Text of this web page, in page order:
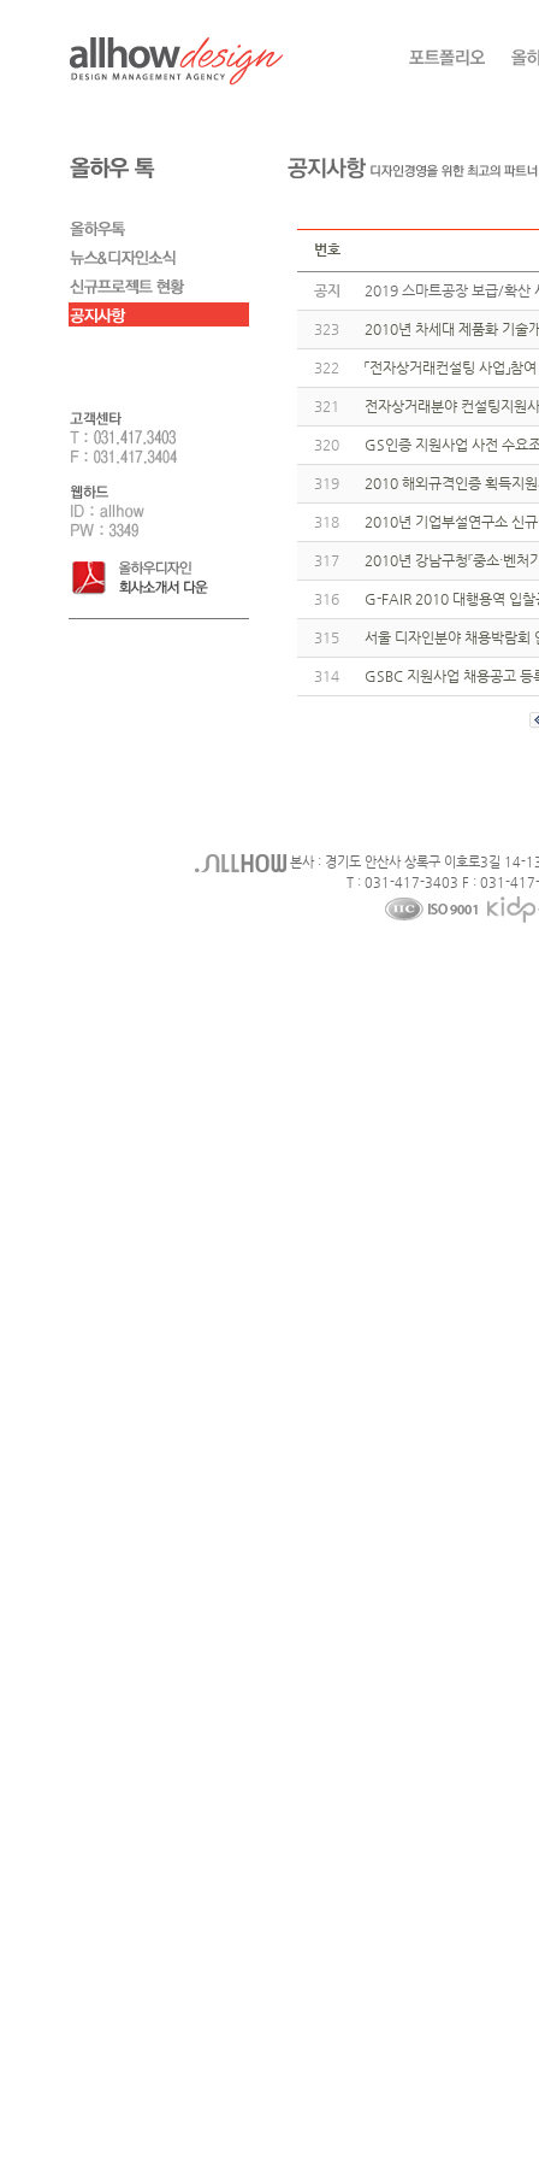
번호
공지 2019 스마트공장 보급/확
323 2010년 차세대 제품화 기술
322 「전자상거래컨설팅 사업」
321 전자상거래분야 컨설팅지원
320 GS인증 지원사업 사전 수요
319 2010 해외규격인증 획득지
318 2010년 기업부설연구소 신
317 2010년 강남구청『중소·벤
316 G-FAIR 2010 대행용역 입찰
315 서울 디자인분야 채용박람회
314 GSBC 지원사업 채용공고
본사 : 경기도 안산사 상록구 이호로3길 14-
T : 031-417-3403 F : 031-